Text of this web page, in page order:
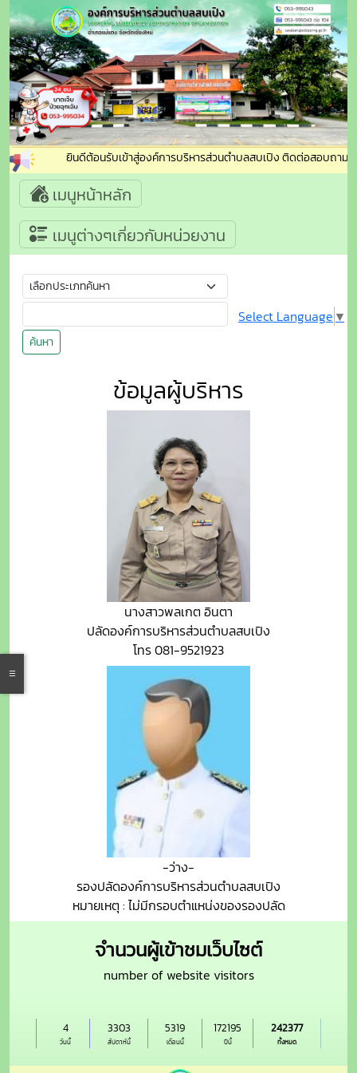
ยินดีต้อนรับเข้าสู่องค์การบริหารส่วนตำบลสบเปิง ติดต่อสอบถาม :
เมนูหน้าหลัก
เมนูต่างๆเกี่ยวกับหน่วยงาน
ค้นหา
Select Language ▼
ข้อมูลผู้บริหาร
นางสาวพลเกต อินตา
ปลัดองค์การบริหารส่วนตำบลสบเปิง
โทร 081-9521923
-ว่าง-
รองปลัดองค์การบริหารส่วนตำบลสบเปิง
หมายเหตุ : ไม่มีกรอบตำแหน่งของรองปลัด
จำนวนผู้เข้าชมเว็บไซต์
number of website visitors
วันนี้
4
สัปดาห์นี้
3303
เดือนนี้
5319
ปีนี้
172195
ทั้งหมด
242377